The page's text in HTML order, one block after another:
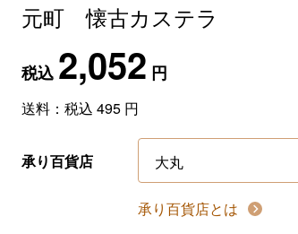
元町 懐古カステラ
税込2,052 円
送料：税込 495円
承り百貨店
承り百貨店とは